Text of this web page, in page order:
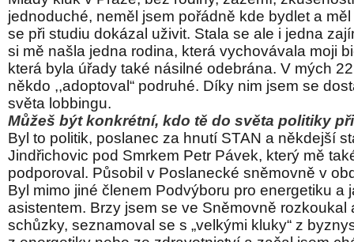
jednoduché, neměl jsem pořádně kde bydlet a
se při studiu dokázal uživit. Stala se ale i jedna
si mě našla jedna rodina, která vychovávala moji
která byla úřady také násilné odebrána. V mých
někdo ,,adoptoval“ podruhé. Díky nim jsem se
světa lobbingu.
Můžeš být konkrétní, kdo tě do světa politiky
Byl to politik, poslanec za hnutí STAN a někdejší
Jindřichovic pod Smrkem Petr Pávek, který mě
podporoval. Působil v Poslanecké sněmovně v
Byl mimo jiné členem Podvýboru pro energetiku a
asistentem. Brzy jsem se ve Sněmovně rozkoukal
schůzky, seznamoval se s „velkými kluky“ z